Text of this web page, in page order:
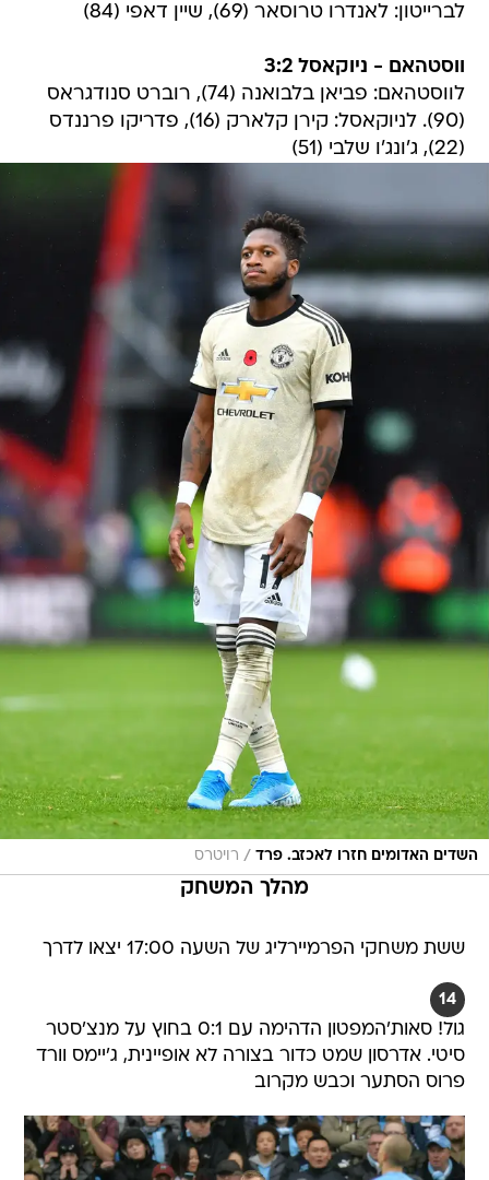
לברייטון: לאנדרו טרוסאר (69), שיין דאפי (84)
ווסטהאם - ניוקאסל 3:2
לווסטהאם: פביאן בלבואנה (74), רוברט סנודגראס
(90). לניוקאסל: קירן קלארק (16), פדריקו פרננדס
(22), ג'ונג'ו שלבי (51)
השדים האדומים חזרו לאכזב. פרד / רויטרס
מהלך המשחק
ששת משחקי הפרמיירליג של השעה 17:00 יצאו לדרך
14
גול! סאות'המפטון הדהימה עם 0:1 בחוץ על מנצ'סטר
סיטי. אדרסון שמט כדור בצורה לא אופיינית, ג'יימס וורד
פרוס הסתער וכבש מקרוב